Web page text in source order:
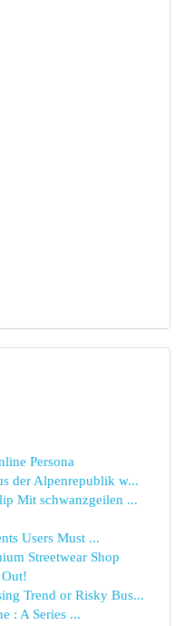
Persona
der Alpenrepublik w...
Mit schwanzgeilen ...
Users Must ...
Streetwear Shop
Trend or Risky Bus...
: A Series ...